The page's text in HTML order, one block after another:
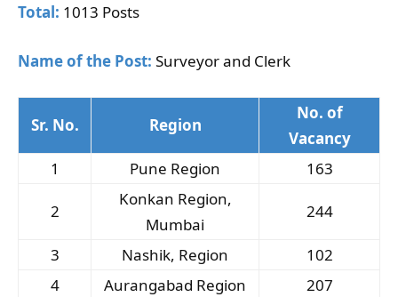
Total: 1013 Posts
Name of the Post: Surveyor and Clerk
Sr. No. Region
No. of
Vacancy
1
Pune Region 163
2
Konkan Region,
Mumbai
244
3 Nashik, Region
102
4
Aurangabad Region
207